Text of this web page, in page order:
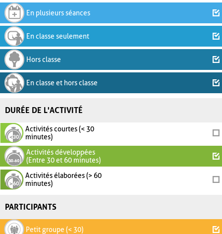
En plusieurs séances
En classe seulement
Hors classe
En classe et hors classe
DURÉE DE L'ACTIVITÉ
Activités courtes (< 30
minutes)
Activités développées
(Entre 30 et 60 minutes)
Activités élaborées (> 60
minutes)
PARTICIPANTS
Petit groupe (< 30)